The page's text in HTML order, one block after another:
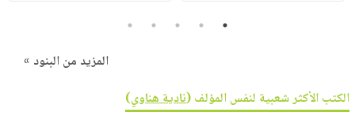
1
2
3
4
5
المزيد من البنود »
الكتب الأكثر شعبية لنفس المؤلف (نادية هناوي)